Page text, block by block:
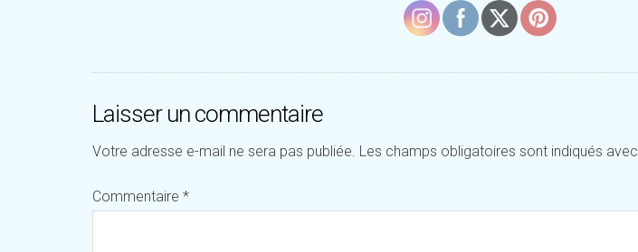
Laisser un commentaire
Votre adresse e-mail ne sera pas publiée. Les champs obligatoires sont indiqués avec
Commentaire *